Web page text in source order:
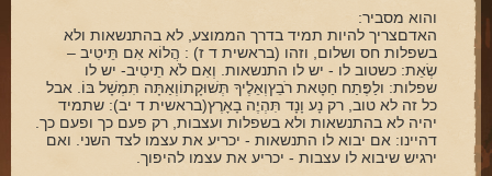
והוא מסביר:
האדםצריך להיות תמיד בדרך הממוצע, לא בהתנשאות ולא
בשפלות חס ושלום, וזהו (בראשית ד ז) : הֲלוֹא אִם תֵּיטִיב –
שְׂאֵת: כשטוב לו - יש לו התנשאות. וְאִם לֹא תֵיטִיב- יש לו
שפלות: ולַפֶּתַח חַטָּאת רֹבֵץוְאֵלֶיךָ תְּשׁוּקָתוֹוְאַתָּה תִּמְשָׁל בּוֹ. אבל
כל זה לא טוב, רק נָע וָנָד תִּהְיֶה בָאָרֶץ(בראשית ד יב): שתמיד
יהיה לא בהתנשאות ולא בשפלות ועצבות, רק פעם כך ופעם כך.
דהיינו: אם יבוא לו התנשאות - יכריע את עצמו לצד השני. ואם
ירגיש שיבוא לו עצבות - יכריע את עצמו להיפוך.